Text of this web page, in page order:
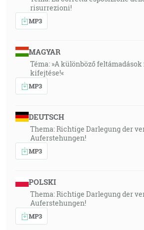
risurrezioni!
MP3
MAGYAR
Téma: »A különböző
kifejtése!«
MP3
DEUTSCH
Thema: Richtige Darlegung der
Auferstehungen!
MP3
POLSKI
Thema: Richtige Darlegung der
Auferstehungen!
MP3